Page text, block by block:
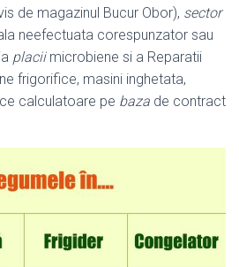
de magazinul Bucur Obor), sector
neefectuata corespunzator sau
placiimicrobiene si a Reparatii
frigorifice, masini inghetata,
calculatoare pe baza de contract